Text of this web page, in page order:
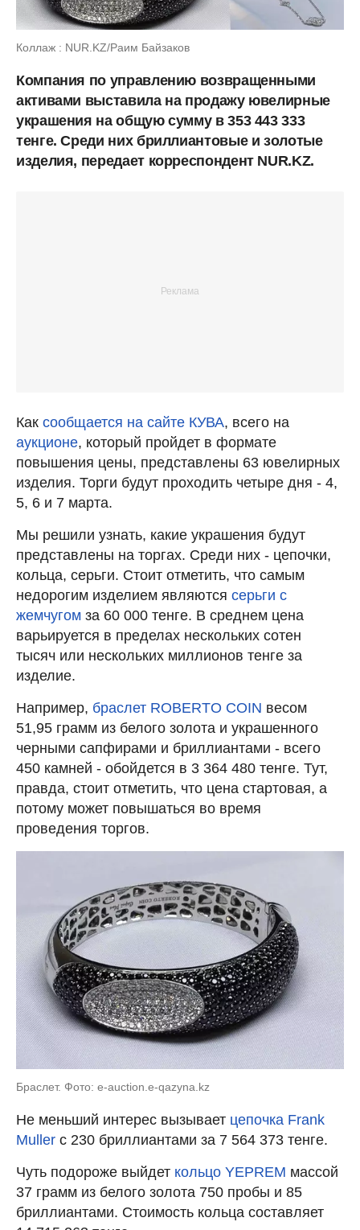
Коллаж : NUR.KZ/Раим Байзаков
Компания по управлению возвращенными
активами выставила на продажу ювелирные
украшения на общую сумму в 353 443 333
тенге. Среди них бриллиантовые и золотые
изделия, передает корреспондент NUR.KZ.
Как сообщается на сайте КУВА, всего на
аукционе, который пройдет в формате
повышения цены, представлены 63 ювелирных
изделия. Торги будут проходить четыре дня - 4,
5, 6 и 7 марта.
Мы решили узнать, какие украшения будут
представлены на торгах. Среди них - цепочки,
кольца, серьги. Стоит отметить, что самым
недорогим изделием являются серьги с
жемчугом за 60 000 тенге. В среднем цена
варьируется в пределах нескольких сотен
тысяч или нескольких миллионов тенге за
изделие.
Например, браслет ROBERTO COIN весом
51,95 грамм из белого золота и украшенного
черными сапфирами и бриллиантами - всего
450 камней - обойдется в 3 364 480 тенге. Тут,
правда, стоит отметить, что цена стартовая, а
потому может повышаться во время
проведения торгов.
Браслет. Фото: e-auction.e-qazyna.kz
Не меньший интерес вызывает цепочка Frank
Muller с 230 бриллиантами за 7 564 373 тенге.
Чуть подороже выйдет кольцо YEPREM массой
37 грамм из белого золота 750 пробы и 85
бриллиантами. Стоимость кольца составляет